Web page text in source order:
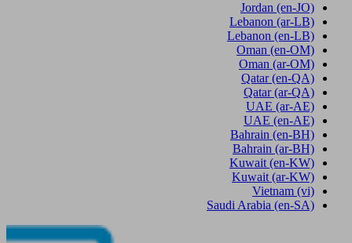
Jordan (en-JO)
Lebanon (ar-LB)
Lebanon (en-LB)
Oman (en-OM)
Oman (ar-OM)
Qatar (en-QA)
Qatar (ar-QA)
UAE (ar-AE)
UAE (en-AE)
Bahrain (en-BH)
Bahrain (ar-BH)
Kuwait (en-KW)
Kuwait (ar-KW)
Vietnam (vi)
Saudi Arabia (en-SA)